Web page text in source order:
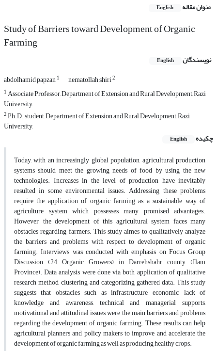
عنوان مقاله English
Study of Barriers toward Development of Organic
Farming
نویسندگان English
abdolhamid papzan1 nematollah shiri2
1Associate Professor, Department of Extension and Rural Development, Razi
University,
2Ph.D. student, Department of Extension and Rural Development, Razi
University,
چکیده
English
Today, with an increasingly global population, agricultural production
systems should meet the growing needs of food by using the new
technologies. Increases in the level of production have inevitably
resulted in some environmental issues. Addressing these problems
require the application of organic farming as a sustainable way of
agriculture system which possesses many promised advantages.
However, the development of this agricultural system faces many
obstacles regarding farmers. This study aimes to qualitatively analyze
the barriers and problems with respect to development of organic
farming. Interviews was conducted with emphasis on Focus Group
Discussion (24 Organic Growers) in Darrehshahr county (Ilam
Province). Data analysis were done via both application of qualitative
research method, clustering and categorizing gathered data. This study
suggests that obstacles such as infrastructure, economic, lack of
knowledge and awareness, technical and managerial supports,
motivational and attitudinal issues were the main barriers and problems
regarding the development of organic farming. These results can help
agricultural planners and policy makers to improve and accelerate the
development of organic farming as well as producing healthy crops.